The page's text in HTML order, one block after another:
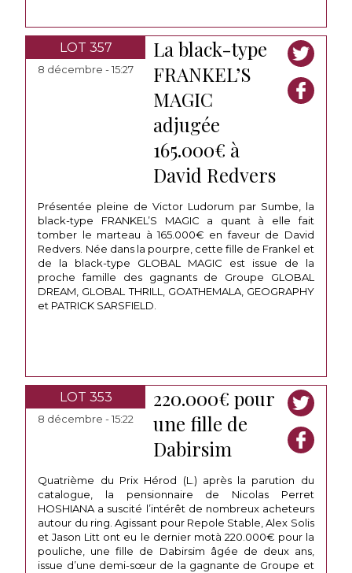
LOT 357
8 décembre - 15:27
La black-type
FRANKEL’S
MAGIC
adjugée
165.000€ à
David Redvers
Présentée pleine de Victor Ludorum par Sumbe, la
black-type FRANKEL’S MAGIC a quant à elle fait
tomber le marteau à 165.000€ en faveur de David
Redvers. Née dans la pourpre, cette fille de Frankel et
de la black-type GLOBAL MAGIC est issue de la
proche famille des gagnants de Groupe GLOBAL
DREAM, GLOBAL THRILL, GOATHEMALA, GEOGRAPHY
et PATRICK SARSFIELD.
LOT 353
8 décembre - 15:22
220.000€ pour
une fille de
Dabirsim
Quatrième du Prix Hérod (L.) après la parution du
catalogue, la pensionnaire de Nicolas Perret
HOSHIANA a suscité l’intérêt de nombreux acheteurs
autour du ring. Agissant pour Repole Stable, Alex Solis
et Jason Litt ont eu le dernier motà 220.000€ pour la
pouliche, une fille de Dabirsim âgée de deux ans,
issue d’une demi-sœur de la gagnante de Groupe et